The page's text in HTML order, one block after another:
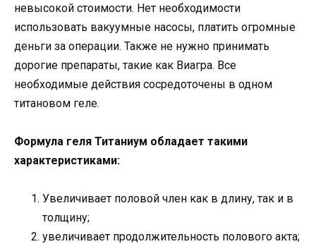
невысокой стоимости. Нет необходимости
использовать вакуумные насосы, платить огромные
деньги за операции. Также не нужно принимать
дорогие препараты, такие как Виагра. Все
необходимые действия сосредоточены в одном
титановом геле.
Формула геля Титаниум обладает такими
характеристиками:
Увеличивает половой член как в длину, так и в
толщину;
увеличивает продолжительность полового акта;